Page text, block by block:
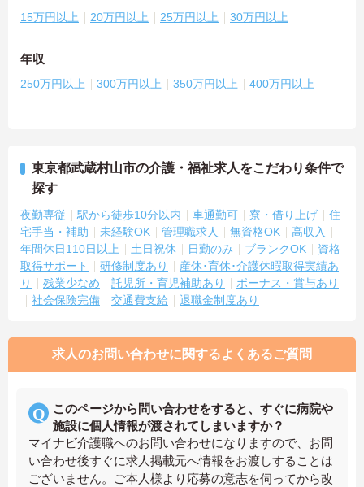
15万円以上 20万円以上 25万円以上 30万円以上
年収
250万円以上 300万円以上 350万円以上 400万円以上
東京都武蔵村山市の介護・福祉求人をこだわり条件で
探す
夜勤専従 駅から徒歩10分以内 車通勤可 寮・借り上げ
住
宅手当・補助
未経験OK 管理職求人 無資格OK
高収入
年間休日110日以上
土日祝休 日勤のみ ブランクOK
資格
取得サポート
研修制度あり
産休･育休･介護休暇取得実績あ
り
残業少なめ 託児所・育児補助あり
ボーナス・賞与あり
社会保険完備
交通費支給 退職金制度あり
求人のお問い合わせに関するよくあるご質問
このページから問い合わせをすると、すぐに病院や
施設に個人情報が渡されてしまいますか？
マイナビ介護職へのお問い合わせになりますので、お問
い合わせ後すぐに求人掲載元へ情報をお渡しすることは
ございません。ご本人様より応募の意志を伺ってから改